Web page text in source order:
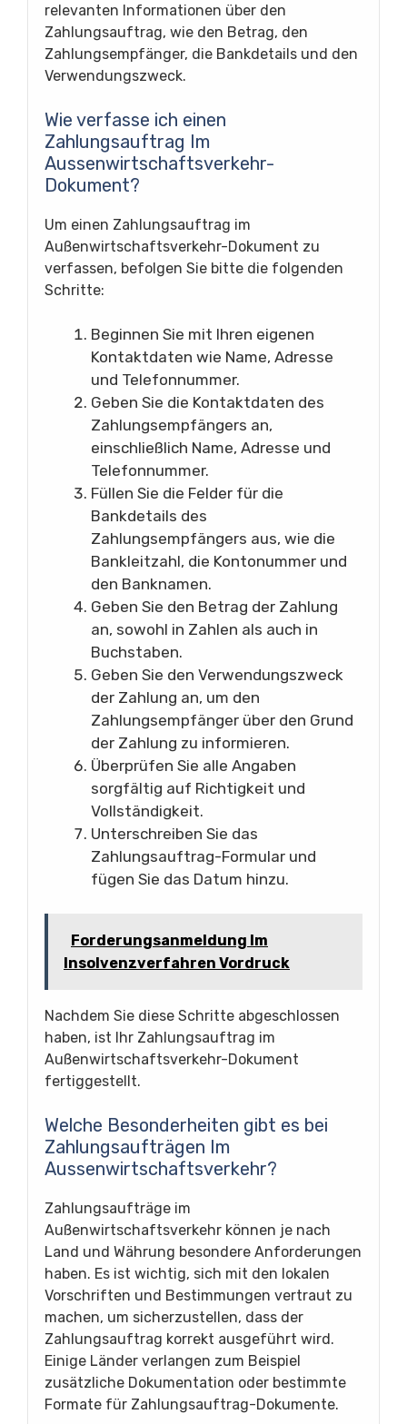
relevanten Informationen über den
Zahlungsauftrag, wie den Betrag, den
Zahlungsempfänger, die Bankdetails und den
Verwendungszweck.
Wie verfasse ich einen
Zahlungsauftrag Im
Aussenwirtschaftsverkehr-
Dokument?
Um einen Zahlungsauftrag im
Außenwirtschaftsverkehr-Dokument zu
verfassen, befolgen Sie bitte die folgenden
Schritte:
Beginnen Sie mit Ihren eigenen
Kontaktdaten wie Name, Adresse
und Telefonnummer.
Geben Sie die Kontaktdaten des
Zahlungsempfängers an,
einschließlich Name, Adresse und
Telefonnummer.
Füllen Sie die Felder für die
Bankdetails des
Zahlungsempfängers aus, wie die
Bankleitzahl, die Kontonummer und
den Banknamen.
Geben Sie den Betrag der Zahlung
an, sowohl in Zahlen als auch in
Buchstaben.
Geben Sie den Verwendungszweck
der Zahlung an, um den
Zahlungsempfänger über den Grund
der Zahlung zu informieren.
Überprüfen Sie alle Angaben
sorgfältig auf Richtigkeit und
Vollständigkeit.
Unterschreiben Sie das
Zahlungsauftrag-Formular und
fügen Sie das Datum hinzu.
Forderungsanmeldung Im
Insolvenzverfahren Vordruck
Nachdem Sie diese Schritte abgeschlossen
haben, ist Ihr Zahlungsauftrag im
Außenwirtschaftsverkehr-Dokument
fertiggestellt.
Welche Besonderheiten gibt es bei
Zahlungsaufträgen Im
Aussenwirtschaftsverkehr?
Zahlungsaufträge im
Außenwirtschaftsverkehr können je nach
Land und Währung besondere Anforderungen
haben. Es ist wichtig, sich mit den lokalen
Vorschriften und Bestimmungen vertraut zu
machen, um sicherzustellen, dass der
Zahlungsauftrag korrekt ausgeführt wird.
Einige Länder verlangen zum Beispiel
zusätzliche Dokumentation oder bestimmte
Formate für Zahlungsauftrag-Dokumente.